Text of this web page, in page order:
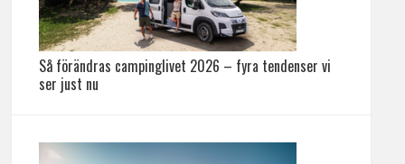
Så förändras campinglivet 2026 – fyra tendenser vi
ser just nu